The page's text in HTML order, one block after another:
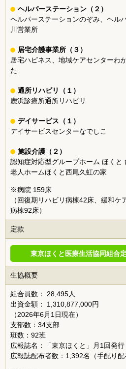
ヘルパーステーション（２）
ヘルパーステーションのぞみ、ヘ
川営業所
居宅介護事業所（３）
居宅ハピネス、地域ケアセンターわ
た
通所リハビリ（１）
鹿浜診療所通所リハビリ
デイサービス（１）
デイサービスセンターなでしこ
施設介護（２）
認知症対応型グループホーム ほくと
老人ホームほくと西尾久虹の家
※病院 159床
（回復期リハビリ病棟42床、緩和
病棟92床）
定款
東京ほくと医療生活協同組合
生協概要
組合員数： 28,495人
出資金額： 1,310,877,000円
（2026年6月1日現在）
支部数：34支部
班数：92班
広報誌名：「東京ほくと」月1回発行
広報誌配布者数：1,392名（手配り配